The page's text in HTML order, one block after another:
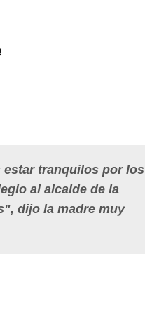
estar tranquilos por los
al alcalde de la
dijo la madre muy